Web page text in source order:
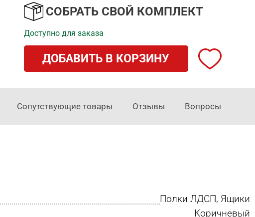
Шкаф напольный с
двумя дверями
«Детройт»
1 шт.
Доступно 4 шт.
6 977
СОБРАТЬ СВОЙ КОМПЛЕКТ
Доступно для заказа
ДОБАВИТЬ В КОРЗИНУ
Сопутствующие товары Отзывы Вопросы
Полки ЛДСП, Ящики
Коричневый